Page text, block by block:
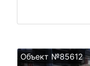
Объект №85612